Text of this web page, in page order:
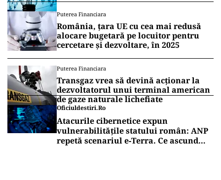
Puterea Financiara
România, țara UE cu cea mai redusă
alocare bugetară pe locuitor pentru
cercetare și dezvoltare, în 2025
Puterea Financiara
Transgaz vrea să devină acționar la
dezvoltatorul unui terminal american
de gaze naturale lichefiate
Oficiuldestiri.ro
Atacurile cibernetice expun
vulnerabilitățile statului român: ANP
repetă scenariul e‑Terra. Ce ascund